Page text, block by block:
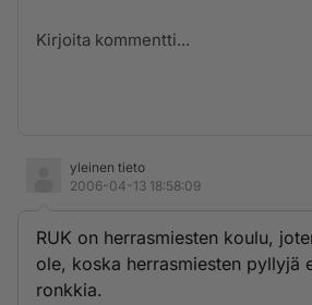
yleinen tieto
2006-04-13 18:58:09
RUK on herrasmiesten koulu,
ole, koska herrasmiesten pyllyjä
ronkkia.